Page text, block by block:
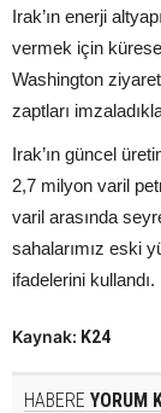
Irak’ın enerji
vermek için
Washington
zaptları
Irak’ın güncel
2,7 milyon varil
varil arasında
sahalarımız eski
ifadelerini kullandı.
Kaynak: K24
HABERE YORUM